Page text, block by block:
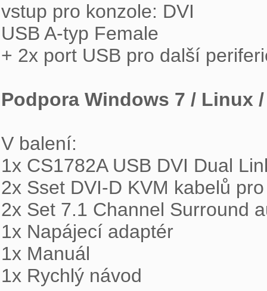
vstup pro konzole: DVI
USB A-typ Female
+ 2x port USB pro další
Podpora Windows 7 / Linux /
V balení:
1x CS1782A USB DVI Dual
2x Sset DVI-D KVM kabelů
2x Set 7.1 Channel Surround
1x Napájecí adaptér
1x Manuál
1x Rychlý návod